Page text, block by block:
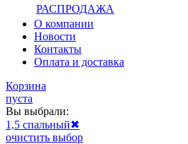
РАСПРОДАЖА
О компании
Новости
Контакты
Оплата и доставка
Корзина
пуста
Вы выбрали:
1,5 спальный✖
очистить выбор